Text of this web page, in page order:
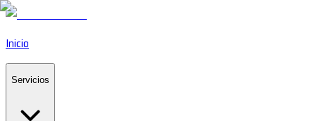
Inicio
Servicios